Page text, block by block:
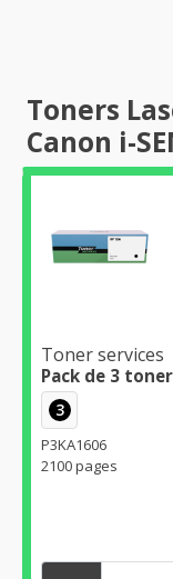
Toners
Canon i-
Toner services
Pack de 3
3
P3KA1606
2100 pages